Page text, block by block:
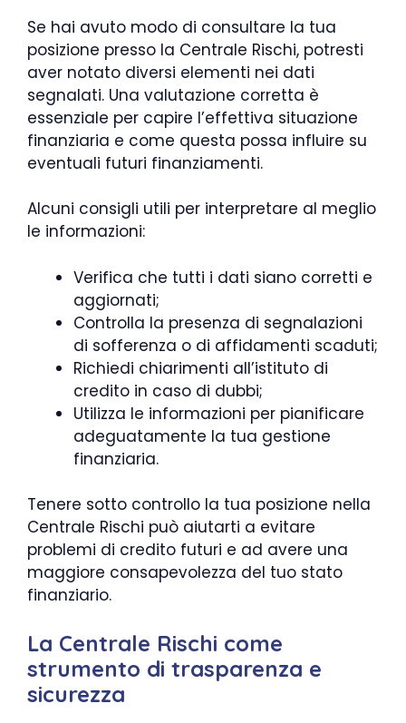
Se hai avuto modo di consultare la tua
posizione presso la Centrale Rischi, potresti
aver notato diversi elementi nei dati
segnalati. Una valutazione corretta è
essenziale per capire l’effettiva situazione
finanziaria e come questa possa influire su
eventuali futuri finanziamenti.
Alcuni consigli utili per interpretare al meglio
le informazioni:
Verifica che tutti i dati siano corretti e
aggiornati;
Controlla la presenza di segnalazioni
di sofferenza o di affidamenti scaduti;
Richiedi chiarimenti all’istituto di
credito in caso di dubbi;
Utilizza le informazioni per pianificare
adeguatamente la tua gestione
finanziaria.
Tenere sotto controllo la tua posizione nella
Centrale Rischi può aiutarti a evitare
problemi di credito futuri e ad avere una
maggiore consapevolezza del tuo stato
finanziario.
La Centrale Rischi come
strumento di trasparenza e
sicurezza